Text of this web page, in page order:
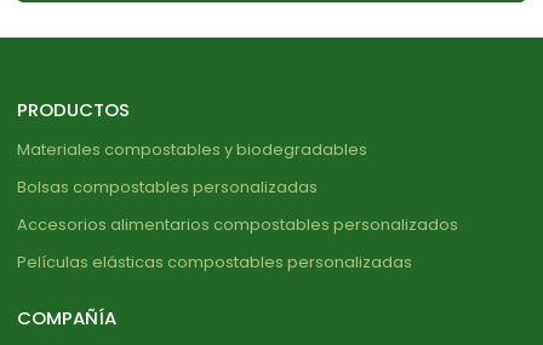
PRODUCTOS
Materiales compostables y biodegradables
Bolsas compostables personalizadas
Accesorios alimentarios compostables personalizados
Películas elásticas compostables personalizadas
COMPAÑÍA